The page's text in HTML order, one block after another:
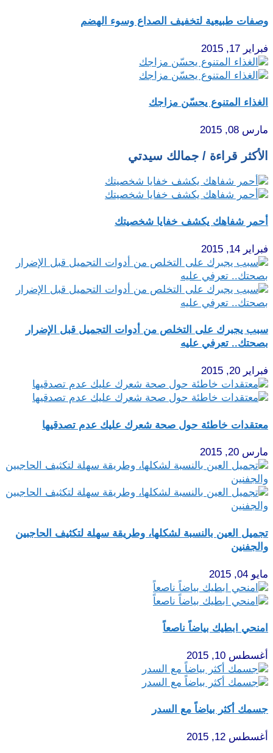
وصفات طبيعية لتخفيف الصداع وسوء الهضم
فبراير 17, 2015
الغذاء المتنوع يحسّن مزاجك
مارس 08, 2015
الأكثر قراءة / جمالك سيدتي
أحمر شفاهك يكشف خفايا شخصيتك
فبراير 14, 2015
سبب يجبرك على التخلص من أدوات التجميل قبل الإضرار
بصحتك.. تعرفي عليه
فبراير 20, 2015
معتقدات خاطئة حول صحة شعرك عليك عدم تصدقيها
مارس 20, 2015
تجميل العين بالنسبة لشكلها، وطريقة سهلة لتكثيف الحاجبين
والجفنين
مايو 04, 2015
امنحي ابطيك بياضاً ناصعاً
أغسطس 10, 2015
جسمك أكثر بياضاً مع السدر
أغسطس 12, 2015